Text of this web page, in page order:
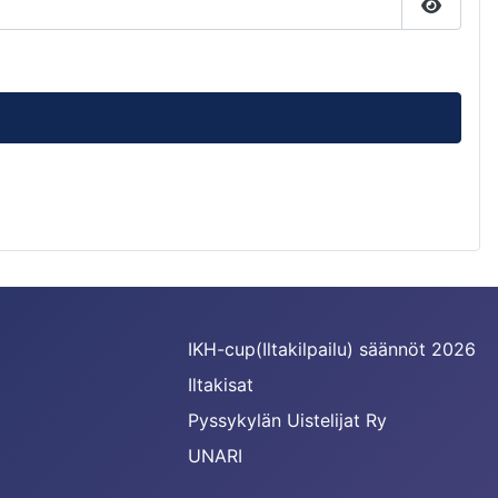
Näytä
IKH-cup(Iltakilpailu) säännöt 2026
Iltakisat
Pyssykylän Uistelijat Ry
UNARI